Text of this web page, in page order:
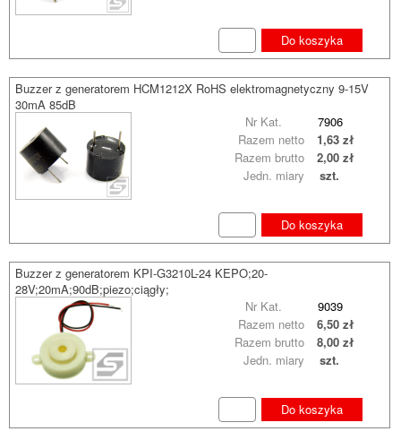
Do koszyka
Buzzer z generatorem HCM1212X RoHS elektromagnetyczny 9-15V
30mA 85dB
Nr Kat.
7906
Razem brutto 2,00 zł
Razem netto 1,63 zł
Jedn. miary szt.
Do koszyka
Buzzer z generatorem KPI-G3210L-24 KEPO;20-
28V;20mA;90dB;piezo;ciągły;
Nr Kat.
9039
Razem brutto 8,00 zł
Razem netto 6,50 zł
Jedn. miary szt.
Do koszyka